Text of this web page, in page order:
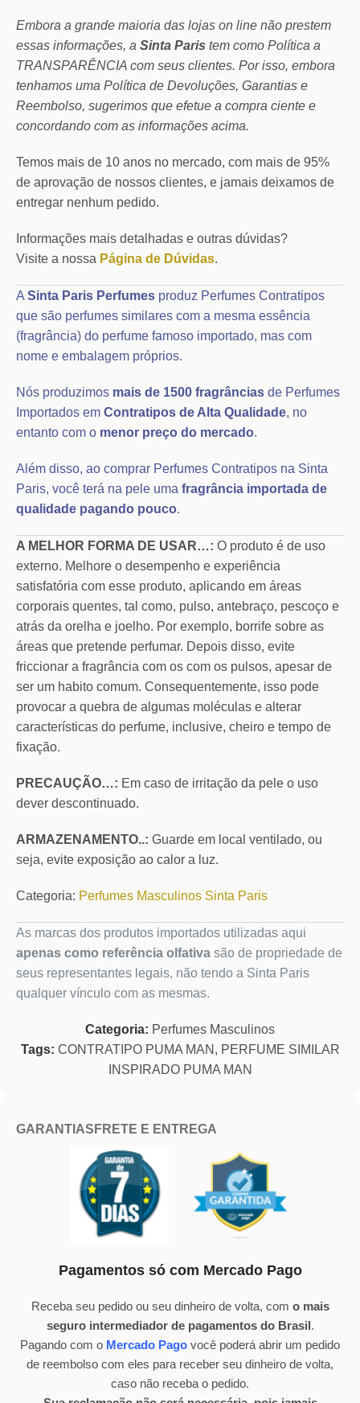
Embora a grande maioria das lojas on line não prestem
essas informações, a Sinta Paris tem como Política a
TRANSPARÊNCIA com seus clientes. Por isso, embora
tenhamos uma Política de Devoluções, Garantias e
Reembolso, sugerimos que efetue a compra ciente e
concordando com as informações acima.
Temos mais de 10 anos no mercado, com mais de 95%
de aprovação de nossos clientes, e jamais deixamos de
entregar nenhum pedido.
Informações mais detalhadas e outras dúvidas?
Visite a nossa Página de Dúvidas.
A Sinta Paris Perfumes produz Perfumes Contratipos
que são perfumes similares com a mesma essência
(fragrância) do perfume famoso importado, mas com
nome e embalagem próprios.
Nós produzimos mais de 1500 fragrâncias de Perfumes
Importados em Contratipos de Alta Qualidade, no
entanto com o menor preço do mercado.
Além disso, ao comprar Perfumes Contratipos na Sinta
Paris, você terá na pele uma fragrância importada de
qualidade pagando pouco.
A MELHOR FORMA DE USAR…: O produto é de uso
externo. Melhore o desempenho e experiência
satisfatória com esse produto, aplicando em áreas
corporais quentes, tal como, pulso, antebraço, pescoço e
atrás da orelha e joelho. Por exemplo, borrife sobre as
áreas que pretende perfumar. Depois disso, evite
friccionar a fragrância com os com os pulsos, apesar de
ser um habito comum. Consequentemente, isso pode
provocar a quebra de algumas moléculas e alterar
características do perfume, inclusive, cheiro e tempo de
fixação.
PRECAUÇÃO…: Em caso de irritação da pele o uso
dever descontinuado.
ARMAZENAMENTO..: Guarde em local ventilado, ou
seja, evite exposição ao calor a luz.
Categoria: Perfumes Masculinos Sinta Paris
As marcas dos produtos importados utilizadas aqui
apenas como referência olfativa são de propriedade de
seus representantes legais, não tendo a Sinta Paris
qualquer vínculo com as mesmas.
Categoria: Perfumes Masculinos
Tags: CONTRATIPO PUMA MAN , PERFUME SIMILAR
INSPIRADO PUMA MAN
GARANTIAS FRETE E ENTREGA
Pagamentos só com Mercado Pago
Receba seu pedido ou seu dinheiro de volta, com o mais
seguro intermediador de pagamentos do Brasil.
Pagando com o Mercado Pago você poderá abrir um pedido
de reembolso com eles para receber seu dinheiro de volta,
caso não receba o pedido.